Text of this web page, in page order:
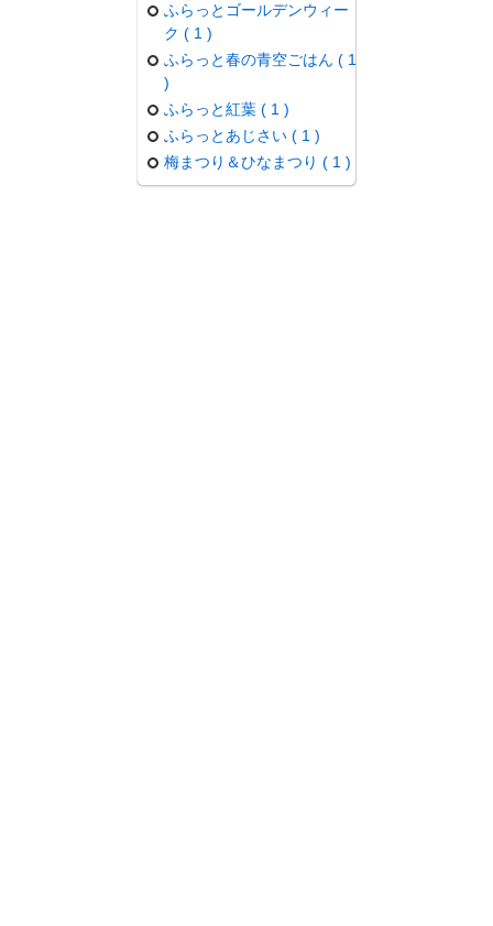
ふらっとゴールデンウィー
ク ( 1 )
ふらっと春の青空ごはん ( 1
)
ふらっと紅葉 ( 1 )
ふらっとあじさい ( 1 )
梅まつり＆ひなまつり ( 1 )